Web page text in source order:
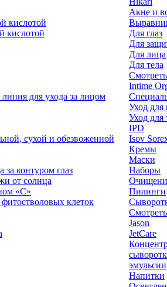
кислотой
кислотой
для ухода за лицом
сухой и обезвоженной
контуром глаз
от солнца
«С»
клеток
Акне и
Для глаз
Для
Для лица
Для тела
Intime
Уход
Уход для
IPD
Isov
Кремы
Маски
Наборы
Пилинги
Jason
JetCare
эмульсии
Напитки